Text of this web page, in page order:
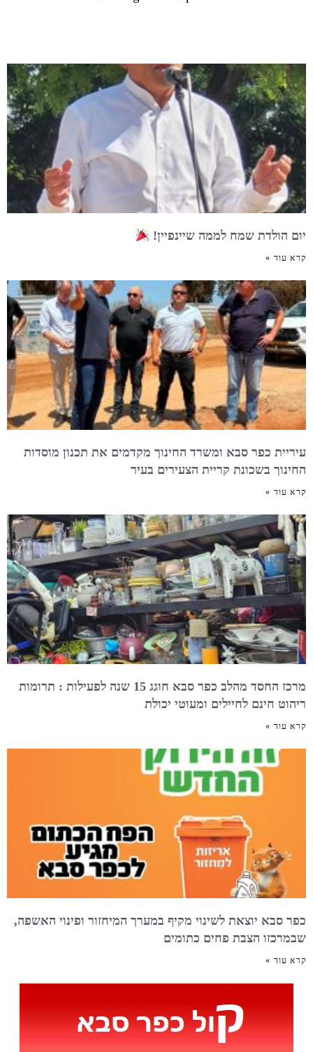
יום הולדת שמח לממה שיינפיין!
קרא עוד »
עיריית כפר סבא ומשרד החינוך מקדמים את תכנון מוסדות
החינוך בשכונת קריית הצעירים בעיר
קרא עוד »
מרכז החסד מהלב כפר סבא חוגג 15 שנה לפעילות : תרומות
ריהוט חינם לחיילים ומעוטי יכולת
קרא עוד »
כפר סבא יוצאת לשינוי מקיף במערך המיחזור ופינוי האשפה,
שבמרכזו הצבת פחים כתומים
קרא עוד »